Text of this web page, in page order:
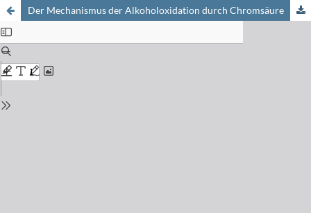
Der Mechanismus der Alkoholoxidation durch Chromsäure